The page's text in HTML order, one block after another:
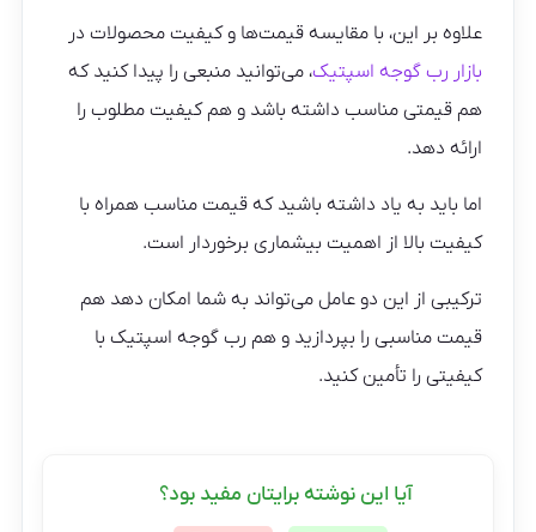
علاوه بر این، با مقایسه قیمت‌ها و کیفیت محصولات در
بازار رب گوجه اسپتیک، می‌توانید منبعی را پیدا کنید که
هم قیمتی مناسب داشته باشد و هم کیفیت مطلوب را
ارائه دهد.
اما باید به یاد داشته باشید که قیمت مناسب همراه با
کیفیت بالا از اهمیت بیشماری برخوردار است.
ترکیبی از این دو عامل می‌تواند به شما امکان دهد هم
قیمت مناسبی را بپردازید و هم رب گوجه اسپتیک با
کیفیتی را تأمین کنید.
آیا این نوشته برایتان مفید بود؟